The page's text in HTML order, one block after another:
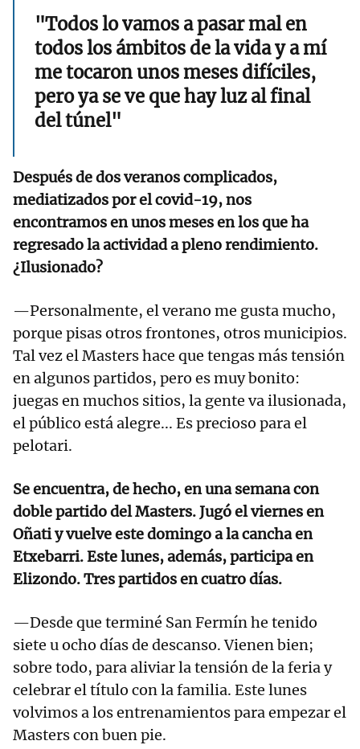
"Todos lo vamos a pasar mal en
todos los ámbitos de la vida y a mí
me tocaron unos meses difíciles,
pero ya se ve que hay luz al final
del túnel"
Después de dos veranos complicados,
mediatizados por el covid-19, nos
encontramos en unos meses en los que ha
regresado la actividad a pleno rendimiento.
¿Ilusionado?
—Personalmente, el verano me gusta mucho,
porque pisas otros frontones, otros municipios.
Tal vez el Masters hace que tengas más tensión
en algunos partidos, pero es muy bonito:
juegas en muchos sitios, la gente va ilusionada,
el público está alegre... Es precioso para el
pelotari.
Se encuentra, de hecho, en una semana con
doble partido del Masters. Jugó el viernes en
Oñati y vuelve este domingo a la cancha en
Etxebarri. Este lunes, además, participa en
Elizondo. Tres partidos en cuatro días.
—Desde que terminé San Fermín he tenido
siete u ocho días de descanso. Vienen bien;
sobre todo, para aliviar la tensión de la feria y
celebrar el título con la familia. Este lunes
volvimos a los entrenamientos para empezar el
Masters con buen pie.